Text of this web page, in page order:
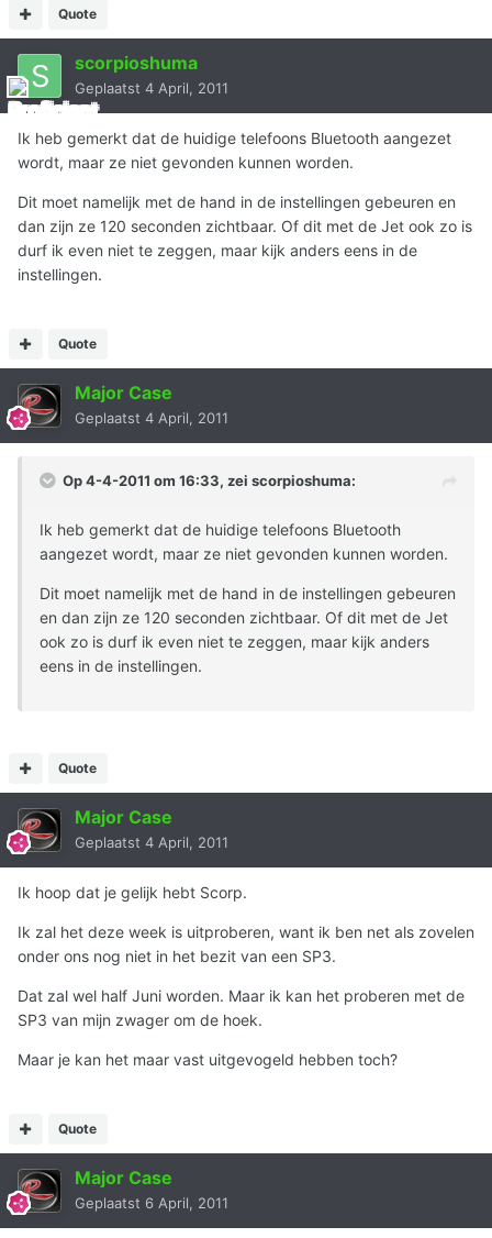
Quote
scorpioshuma
Geplaatst 4 April, 2011
Ik heb gemerkt dat de huidige telefoons Bluetooth aangezet
wordt, maar ze niet gevonden kunnen worden.
Dit moet namelijk met de hand in de instellingen gebeuren en
dan zijn ze 120 seconden zichtbaar. Of dit met de Jet ook zo is
durf ik even niet te zeggen, maar kijk anders eens in de
instellingen.
Quote
Major Case
Geplaatst 4 April, 2011
Op 4-4-2011 om 16:33, zei scorpioshuma:
Ik heb gemerkt dat de huidige telefoons Bluetooth
aangezet wordt, maar ze niet gevonden kunnen worden.
Dit moet namelijk met de hand in de instellingen gebeuren
en dan zijn ze 120 seconden zichtbaar. Of dit met de Jet
ook zo is durf ik even niet te zeggen, maar kijk anders
eens in de instellingen.
Quote
Major Case
Geplaatst 4 April, 2011
Ik hoop dat je gelijk hebt Scorp.
Ik zal het deze week is uitproberen, want ik ben net als zovelen
onder ons nog niet in het bezit van een SP3.
Dat zal wel half Juni worden. Maar ik kan het proberen met de
SP3 van mijn zwager om de hoek.
Maar je kan het maar vast uitgevogeld hebben toch?
Quote
Major Case
Geplaatst 6 April, 2011